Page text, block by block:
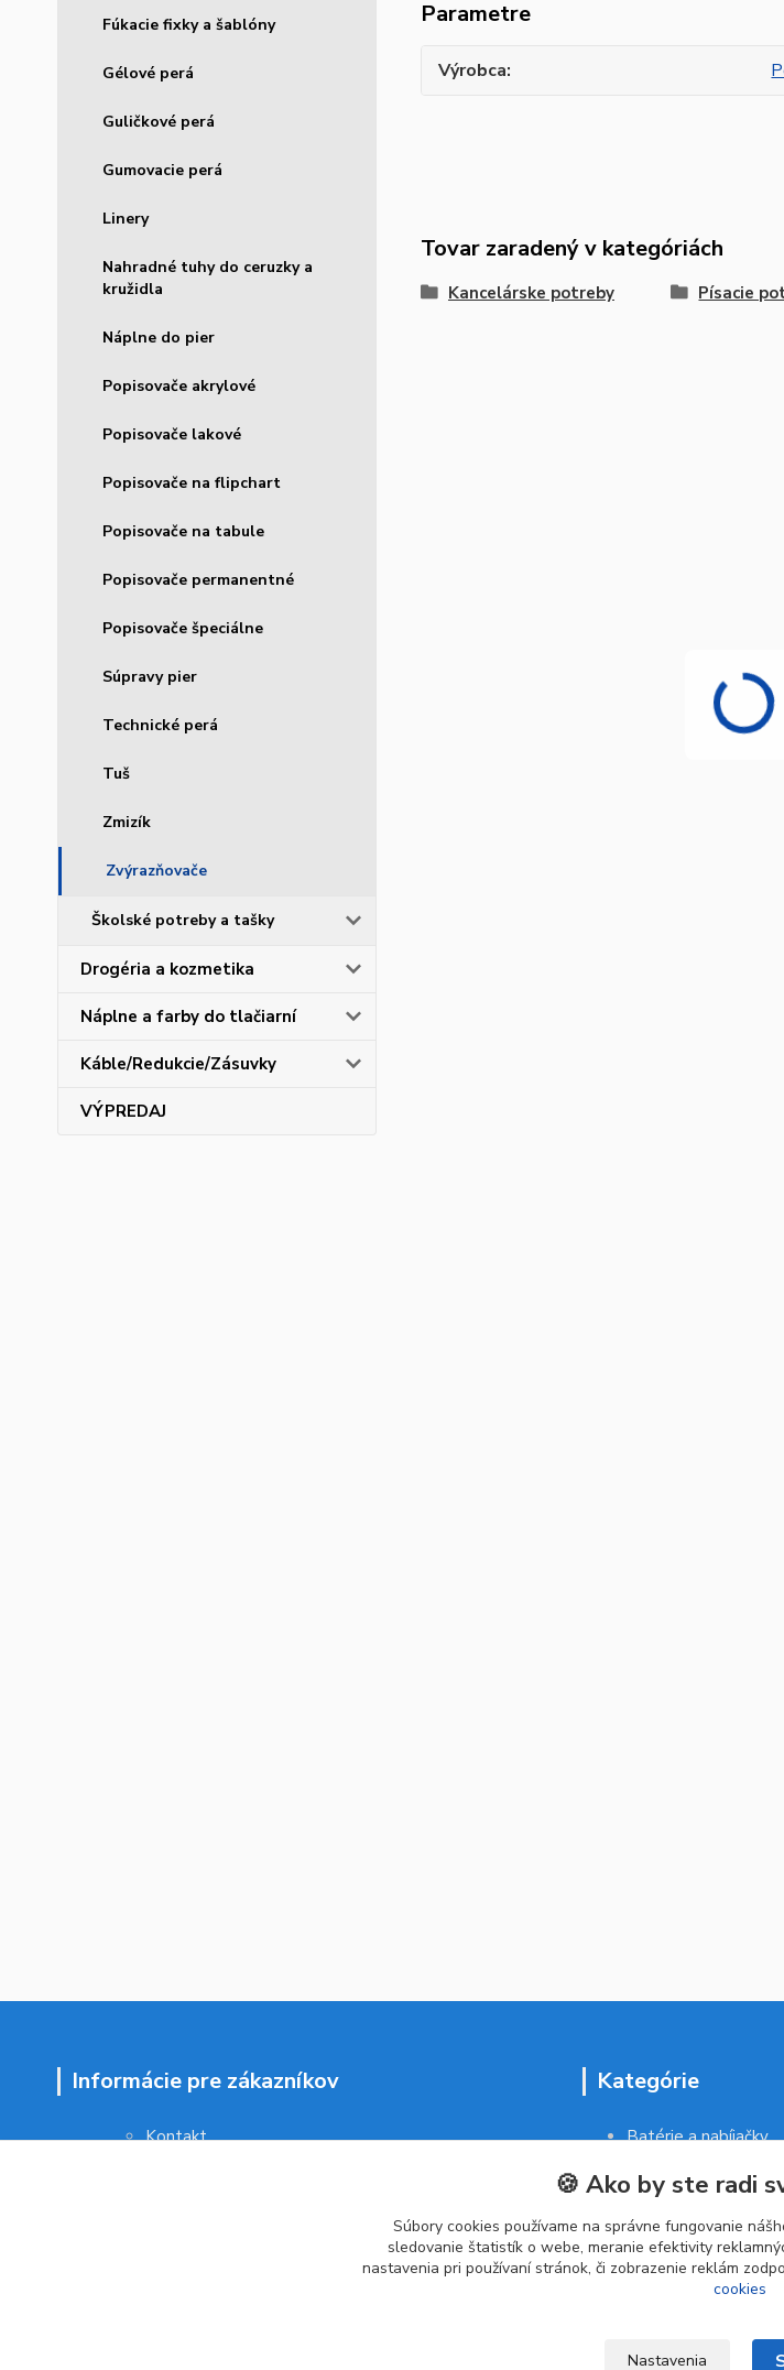
Fúkacie fixky a šablóny
Gélové perá
Guličkové perá
Gumovacie perá
Linery
Nahradné tuhy do ceruzky a
kružidla
Náplne do pier
Popisovače akrylové
Popisovače lakové
Popisovače na flipchart
Popisovače na tabule
Popisovače permanentné
Popisovače špeciálne
Súpravy pier
Technické perá
Tuš
Zmizík
Zvýrazňovače
Školské potreby a tašky
Drogéria a kozmetika
Náplne a farby do tlačiarní
Káble/Redukcie/Zásuvky
VÝPREDAJ
Parametre
Výrobca
Tovar zaradený v kategóriách
Kancelárske potreby Písacie
Informácie pre zákazníkov
Kontakt
Kategórie
Batérie a nabíjačky
Malé domáce
Kancelárske potreby
🍪 Ako by ste radi
Súbory cookies používame na správne fungovanie
sledovanie štatistík o webe, meranie efektivity
nastavenia pri používaní stránok, či zobrazenie reklám
cookies
Nastavenia